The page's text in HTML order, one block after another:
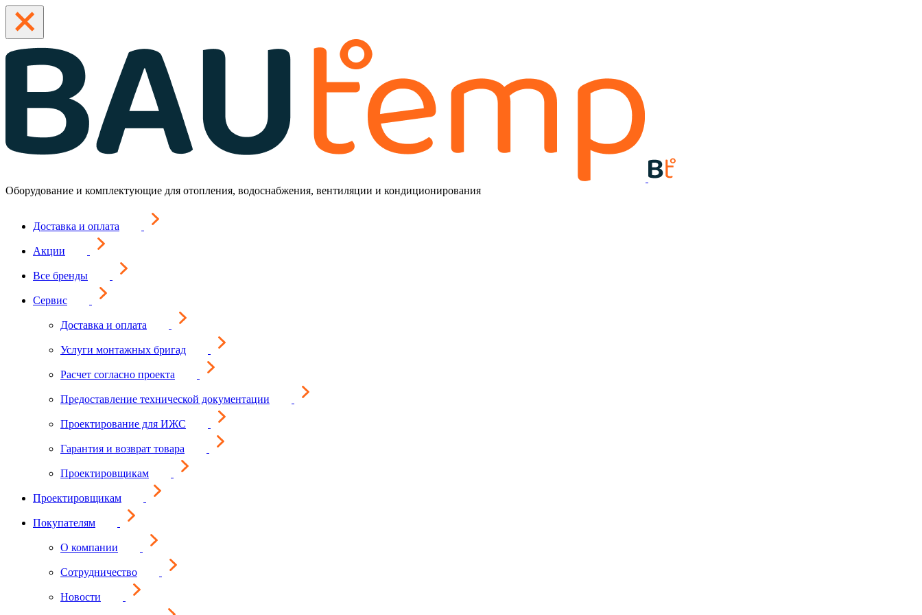
Оборудование и комплектующие для отопления, водоснабжения, вентиляции и кондиционирования
Доставка и оплата
Акции
Все бренды
Сервис
Доставка и оплата
Услуги монтажных бригад
Расчет согласно проекта
Предоставление технической документации
Проектирование для ИЖС
Гарантия и возврат товара
Проектировщикам
Проектировщикам
Покупателям
О компании
Сотрудничество
Новости